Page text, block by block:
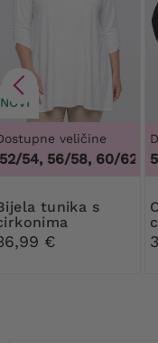
NOVI
veličine
54, 56/58, 60/62,
s
€
Crna tunika s